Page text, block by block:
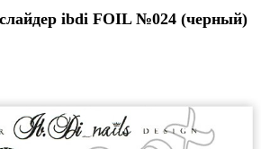
ibdi FOIL №024 (черный)